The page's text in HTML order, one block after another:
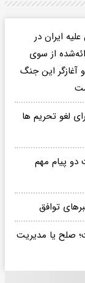
ایران در
از سوی
آغازگر این جنگ
لغو تحریم ها
دو پیام مهم
توافق
صلح یا مدیریت